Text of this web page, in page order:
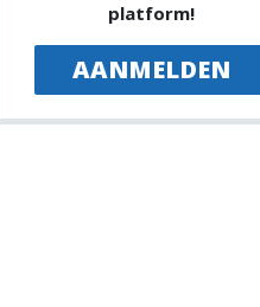
platform!
AANMELDEN